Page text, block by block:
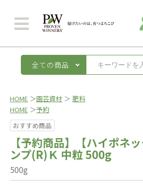
全ての商品
HOME ＞園芸資材 ＞ 肥料
HOME ＞予約
おすすめ商品
【予約商品】【ハイポネ
ンプ(R)Ｋ 中粒 500g
500g